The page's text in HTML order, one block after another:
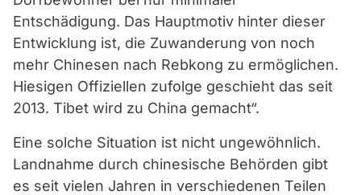
Entschädigung. Das Hauptmotiv hinter dieser
Entwicklung ist, die Zuwanderung von noch
mehr Chinesen nach Rebkong zu ermöglichen.
Hiesigen Offiziellen zufolge geschieht das seit
2013. Tibet wird zu China gemacht“.
Eine solche Situation ist nicht ungewöhnlich.
Landnahme durch chinesische Behörden gibt
es seit vielen Jahren in verschiedenen Teilen